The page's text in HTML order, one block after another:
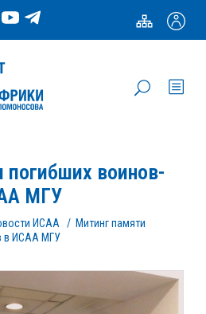
погибших воинов-
МГУ
ИСАА / Митинг памяти
в ИСАА МГУ